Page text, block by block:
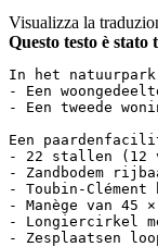
Visualizza la
Questo testo è
In het
- Een
- Een tweede
Een
- 22 stallen (12
- Zandbodem
- Toubin-Clément
- Manège van 45
- Longiercirkel
- Zesplaatsen